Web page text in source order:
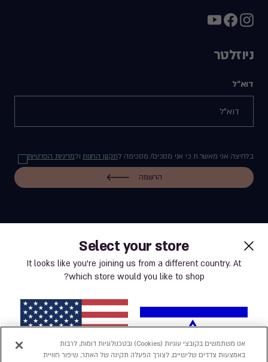
Select your store
It looks like you’re joining us from a different country. At
which store would you like to shop?
ניוזלטר
דוא"ל
בלחיצה אני מאשר.ת כי אני מסכים/ מסכימה לתקנון החנותולמדיניות הפרטיות
הרשמה
label.payment
תנאי שימוש באתר
מדיניות פרטיות
אנו משתמשים בקובצי עוגיות (Cookies) ובטכנולוגיות דומות, לרבות
באמצעות צדדים שלישיים, לצורך הפעלה תקינה של האתר, שיפור חוויית